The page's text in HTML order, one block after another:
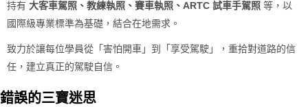
持有 大客車駕照、教練執照、賽車執照、ARTC 試車手駕照 等，以
國際級專業標準為基礎，結合在地需求。
致力於讓每位學員從「害怕開車」到「享受駕駛」，重拾對道路的信
任，建立真正的駕駛自信。
錯誤的三寶迷思